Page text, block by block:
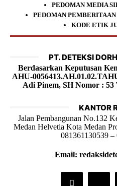
PEDOMAN MEDIA
PEDOMAN
KODE ETIK
PT. DETEKSI
Berdasarkan Keputusan
AHU-
Adi Pinem, SH Nomor : 53
KANTOR
Jalan Pembangunan No.132
Medan Helvetia Kota Medan
081361130539 –
Email: